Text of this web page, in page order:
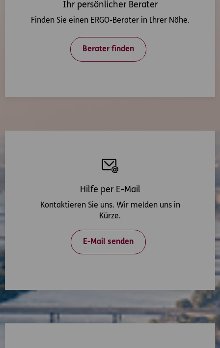
Ihr persönlicher Berater
Finden Sie einen ERGO-Berater in Ihrer Nähe.
Berater finden
Hilfe per E-Mail
Kontaktieren Sie uns. Wir melden uns in
Kürze.
E-Mail senden